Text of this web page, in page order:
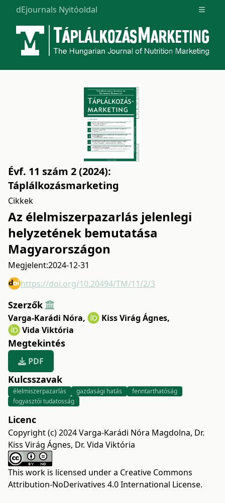
dEjournals Nyitóoldal Open
Évf. 11 szám 2 (2024):
Táplálkozásmarketing
Cikkek
Az élelmiszerpazarlás jelenlegi
helyzetének bemutatása
Magyarországon
Megjelent:2024-12-31
https://doi.org/10.20494/TM/11/2/3
Szerzők
Varga-Karádi Nóra, Kiss Virág Ágnes,
Vida Viktória
Megtekintés
PDF
Kulcsszavak
élelmiszerpazarlás gazdasági hatás
fenntarthatóság
fogyasztói tudatosság
Licenc
Copyright (c) 2024 Varga-Karádi Nóra Magdolna, Dr.
Kiss Virág Ágnes, Dr. Vida Viktória
This work is licensed under a Creative Commons
Attribution-NoDerivatives 4.0 International License.